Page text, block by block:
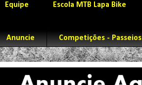
Equipe Escola MTB Lapa Bike
Anuncie Competições - Passeios